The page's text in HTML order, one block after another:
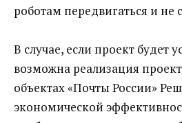
роботам передвигаться и не
В случае, если проект будет
возможна реализация
объектах «Почты России»
экономической